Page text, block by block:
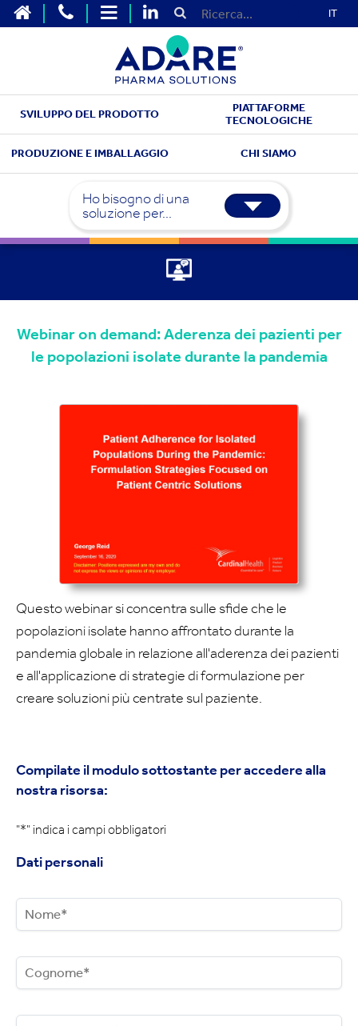
IT
SVILUPPO DEL PRODOTTO
PIATTAFORME
TECNOLOGICHE
PRODUZIONE E IMBALLAGGIO CHI SIAMO
Ho bisogno di una
soluzione per...
Webinar on demand: Aderenza dei pazienti per
le popolazioni isolate durante la pandemia
Questo webinar si concentra sulle sfide che le
popolazioni isolate hanno affrontato durante la
pandemia globale in relazione all'aderenza dei pazienti
e all'applicazione di strategie di formulazione per
creare soluzioni più centrate sul paziente.
Compilate il modulo sottostante per accedere alla
nostra risorsa:
"*" indica i campi obbligatori
Dati personali